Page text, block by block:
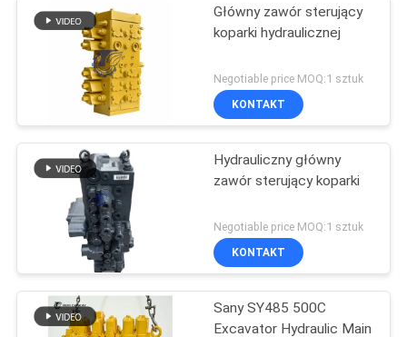
Główny zawór sterujący
koparki hydraulicznej
Negotiable price MOQ:1 sztuk
KONTAKT
Hydrauliczny główny
zawór sterujący koparki
Negotiable price MOQ:1 sztuk
KONTAKT
Sany SY485 500C
Excavator Hydraulic Main